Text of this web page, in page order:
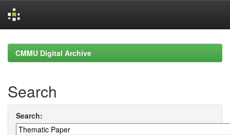
navigationCMMU Digital Archive
Search
Search: